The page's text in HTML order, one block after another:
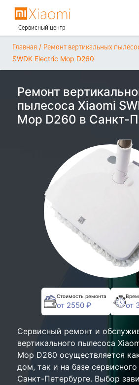
Сервисный центр
Главная / Ремонт вертикальных
SWDK Electric Mop D260
Ремонт
пылесоса Xiaomi
Mop D260 в Санкт-
Стоимость ремонта
от 2550 ₽ от
Сервисный ремонт и
вертикального пылесоса
Mop D260 осуществляется
дом, так и на базе
Санкт-Петербурге. Выбор